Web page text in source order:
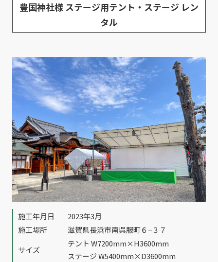
豊国神社様 ステージ用テント・ステージ レン
タル
施工年月日
2023年3月
施工場所
滋賀県長浜市南呉服町６−３７
サイズ
テント W7200mm×H3600mm
ステージ W5400mm×D3600mm